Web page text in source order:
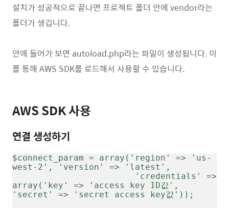
설치가 성공적으로 끝나면 프로젝트 폴더 안에 vendor라는
폴더가 생깁니다.
안에 들어가 보면 autoload.php라는 파일이 생성됩니다. 이
를 통해 AWS SDK를 로드해서 사용할 수 있습니다.
AWS SDK 사용
연결 생성하기
$connect_param = array('region' => 'us-
west-2', 'version' => 'latest',
array('key' => 'access key ID값',
'secret' => 'secret access key값'));